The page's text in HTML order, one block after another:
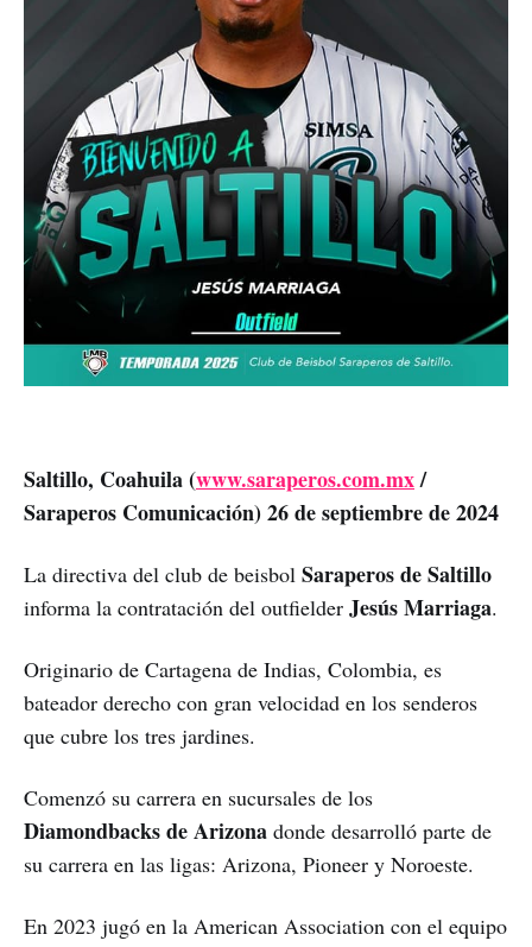
Saltillo, Coahuila (www.saraperos.com.mx/
Saraperos Comunicación) 26 de septiembre de 2024
La directiva del club de beisbol Saraperos de Saltillo
informa la contratación del outfielder Jesús Marriaga.
Originario de Cartagena de Indias, Colombia, es
bateador derecho con gran velocidad en los senderos
que cubre los tres jardines.
Comenzó su carrera en sucursales de los
Diamondbacks de Arizona donde desarrolló parte de
su carrera en las ligas: Arizona, Pioneer y Noroeste.
En 2023 jugó en la American Association con el equipo